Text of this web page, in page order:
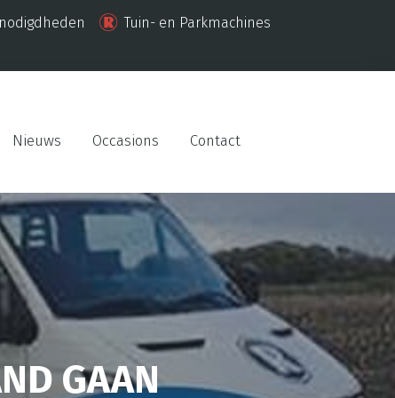
Tuin- en Parkmachines
Nieuws Occasions Contact
GAAN